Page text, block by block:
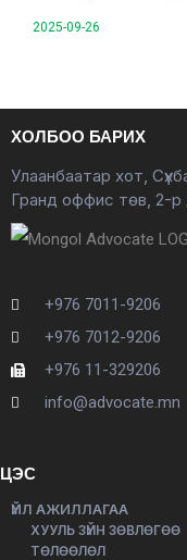
2025-09-26
ХОЛБОО БАРИХ
Улаанбаатар хот,
Гранд оффис төв, 2-р
+976 7011-9206
+976 7012-9206
+976 11-329206
info@advocate.mn
ЦЭС
ҮЙЛ АЖИЛЛАГАА
ХУУЛЬ ЗҮЙН ЗӨВЛӨГӨӨ
ТӨЛӨӨЛӨЛ